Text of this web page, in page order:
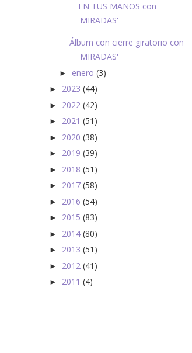
EN TUS MANOS con
'MIRADAS'
Álbum con cierre giratorio con
'MIRADAS'
► enero (3)
► 2023 (44)
► 2022 (42)
► 2021 (51)
► 2020 (38)
► 2019 (39)
► 2018 (51)
► 2017 (58)
► 2016 (54)
► 2015 (83)
► 2014 (80)
► 2013 (51)
► 2012 (41)
► 2011 (4)